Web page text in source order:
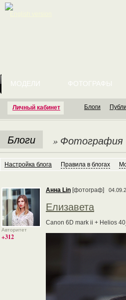
Личный кабинет
МОДЕЛИ ФОТОГРАФЫ
Блоги
Блоги » Фотография
Настройка блога Правила в блогах
Авторитет
+312
Анна Lin [фотограф]
Елизавета
Canon 6D mark ii + Helios